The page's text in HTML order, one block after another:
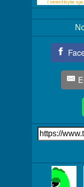
Link
auf's
Mehr
Bilder!